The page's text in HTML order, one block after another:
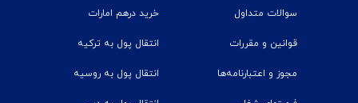
سوالات متداول
قوانین و مقررات
مجوز و اعتبارنامه‌ها
خرید درهم امارات
انتقال پول به ترکیه
انتقال پول به روسیه